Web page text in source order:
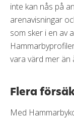
inte kan nås på
arenavisningar
som sker i en av
vara värd mer än
Flera
Med